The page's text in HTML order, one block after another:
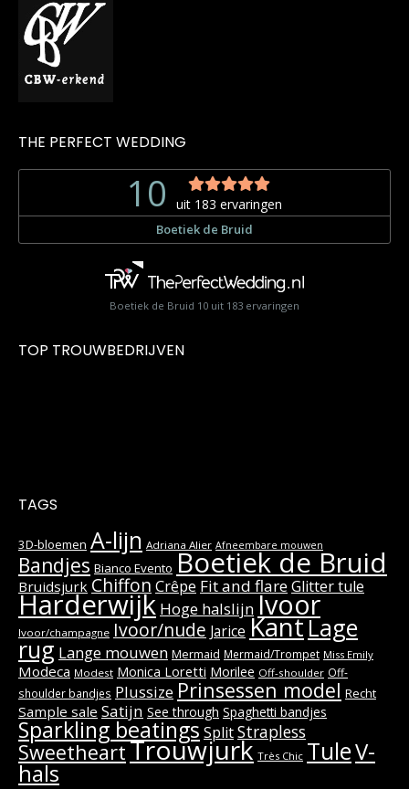
THE PERFECT WEDDING
Boetiek de Bruid 10 uit 183 ervaringen
TOP TROUWBEDRIJVEN
TAGS
3D-bloemen A-lijn Adriana Alier Afneembare mouwen
Bandjes Bianco Evento Boetiek de Bruid
Bruidsjurk Chiffon Crêpe Fit and flareGlitter tule
Harderwijk Hoge halslijnIvoor
Ivoor/champagne Ivoor/nude Jarice KantLage
rug Lange mouwen Mermaid Mermaid/Trompet Miss Emily
Modeca Modest Monica Loretti Morilee Off-shoulder Off-
shoulder bandjes Plussize Prinsessen model Recht
Sample sale Satijn See through Spaghetti bandjes
Sparkling beatings SplitStrapless
SweetheartTrouwjurk Très Chic TuleV-
hals